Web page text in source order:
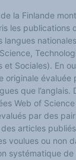
la Finlande
les publications
Sociales). En
évaluée
que
Web of
par des
articles
voulues ou non
systématique